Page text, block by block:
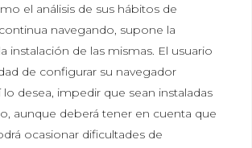
el análisis de sus hábitos de
navegando, supone la
instalación de las mismas. El usuario
de configurar su navegador
lo desea, impedir que sean instaladas
aunque deberá tener en cuenta que
ocasionar dificultades de
| Política de cookies
Aviso
legal